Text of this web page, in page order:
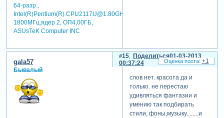
64-разр.,
Intel(R)Pentium(R).CPU2117U@1.80GHz
1800MГц,ядер 2, ОП4,00ГБ,
ASUsTeK Computer INC
Поделиться
15
01-03-2013
00:37:24
gala57
Бывалый
слов нет. красота да и
только. не перестаю
удивляться фантазии и
умению так подбирать
стили, фоны,музыку........и
+1